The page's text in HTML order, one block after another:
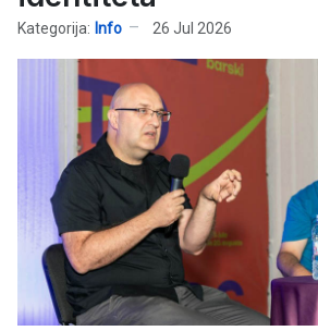
Kategorija: Info 26 Jul 2026